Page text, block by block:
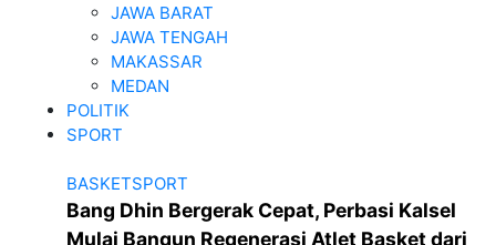
JAWA BARAT
JAWA TENGAH
MAKASSAR
MEDAN
POLITIK
SPORT
BASKETSPORT
Bang Dhin Bergerak Cepat, Perbasi Kalsel
Mulai Bangun Regenerasi Atlet Basket dari